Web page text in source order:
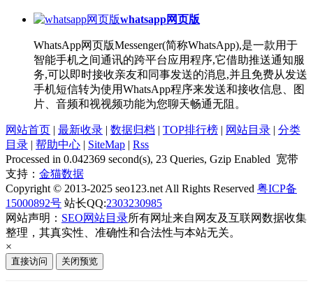
whatsapp网页版
WhatsApp网页版Messenger(简称WhatsApp),是一款用于
智能手机之间通讯的跨平台应用程序,它借助推送通知服
务,可以即时接收亲友和同事发送的消息,并且免费从发送
手机短信转为使用WhatsApp程序来发送和接收信息、图
片、音频和视视频功能为您聊天畅通无阻。
网站首页 | 最新收录 | 数据归档 | TOP排行榜 | 网站目录 | 分类
目录 | 帮助中心 | SiteMap | Rss
Processed in 0.042369 second(s), 23 Queries, Gzip Enabled 宽带
支持： 金猫数据
Copyright © 2013-2025 seo123.net All Rights Reserved 粤ICP备
15000892号 站长QQ:2303230985
网站声明： SEO网站目录所有网址来自网友及互联网数据收集
整理，其真实性、准确性和合法性与本站无关。
×
直接访问 关闭预览